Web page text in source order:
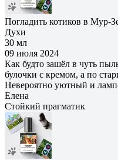
Погладить котиков в Мур-
Духи
30 мл
09 июля 2024
Как будто зашёл в чуть
булочки с кремом, а по
Невероятно уютный и
Елена
Cтойкий прагматик